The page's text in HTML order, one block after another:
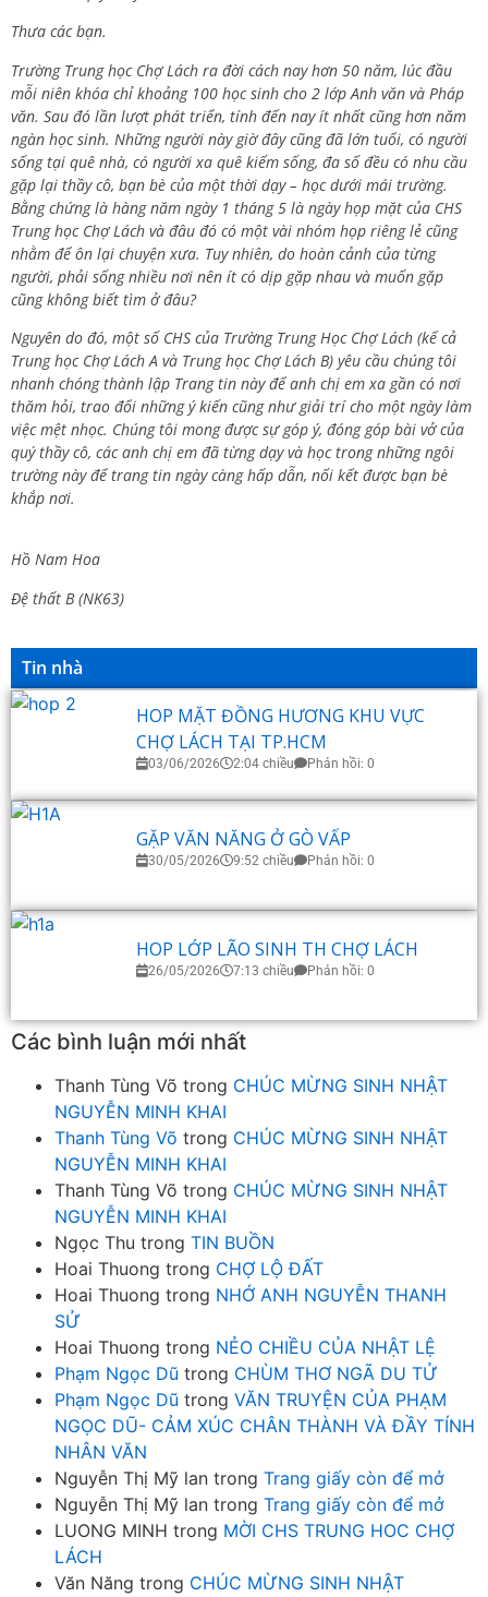
Thưa các bạn.
Trường Trung học Chợ Lách ra đời cách nay hơn 50 năm, lúc đầu
mỗi niên khóa chỉ khoảng 100 học sinh cho 2 lớp Anh văn và Pháp
văn. Sau đó lần lượt phát triển, tính đến nay ít nhất cũng hơn năm
ngàn học sinh. Những người này giờ đây cũng đã lớn tuổi, có người
sống tại quê nhà, có người xa quê kiếm sống, đa số đều có nhu cầu
gặp lại thầy cô, bạn bè của một thời dạy – học dưới mái trường.
Bằng chứng là hàng năm ngày 1 tháng 5 là ngày họp mặt của CHS
Trung học Chợ Lách và đâu đó có một vài nhóm họp riêng lẻ cũng
nhằm để ôn lại chuyện xưa. Tuy nhiên, do hoàn cảnh của từng
người, phải sống nhiều nơi nên ít có dịp gặp nhau và muốn gặp
cũng không biết tìm ở đâu?
Nguyên do đó, một số CHS của Trường Trung Học Chợ Lách (kể cả
Trung học Chợ Lách A và Trung học Chợ Lách B) yêu cầu chúng tôi
nhanh chóng thành lập Trang tin này để anh chị em xa gần có nơi
thăm hỏi, trao đổi những ý kiến cũng như giải trí cho một ngày làm
việc mệt nhọc. Chúng tôi mong được sự góp ý, đóng góp bài vở của
quý thầy cô, các anh chị em đã từng dạy và học trong những ngôi
trường này để trang tin ngày càng hấp dẫn, nối kết được bạn bè
khắp nơi.
Hồ Nam Hoa
Đệ thất B (NK63)
Tin nhà
HOP MẶT ĐỒNG HƯƠNG KHU VỰC
CHỢ LÁCH TẠI TP.HCM
03/06/2026 2:04 chiều Phản hồi: 0
GẶP VĂN NĂNG Ở GÒ VẤP
30/05/2026 9:52 chiều Phản hồi: 0
HOP LỚP LÃO SINH TH CHỢ LÁCH
26/05/2026 7:13 chiều Phản hồi: 0
Các bình luận mới nhất
Thanh Tùng Võ trong CHÚC MỪNG SINH NHẬT
NGUYỄN MINH KHAI
Thanh Tùng Võ trong CHÚC MỪNG SINH NHẬT
NGUYỄN MINH KHAI
Thanh Tùng Võ trong CHÚC MỪNG SINH NHẬT
NGUYỄN MINH KHAI
Ngọc Thu trong TIN BUỒN
Hoai Thuong trong CHỢ LỘ ĐẤT
Hoai Thuong trong NHỚ ANH NGUYỄN THANH
SỬ
Hoai Thuong trong NẺO CHIỀU CỦA NHẬT LỆ
Phạm Ngọc Dũ trong CHÙM THƠ NGÃ DU TỬ
Phạm Ngọc Dũ trong VĂN TRUYỆN CỦA PHẠM
NGỌC DŨ- CẢM XÚC CHÂN THÀNH VÀ ĐẦY TÍNH
NHÂN VĂN
Nguyễn Thị Mỹ lan trong Trang giấy còn để mở
Nguyễn Thị Mỹ lan trong Trang giấy còn để mở
LUONG MINH trong MỜI CHS TRUNG HOC CHỢ
LÁCH
Văn Năng trong CHÚC MỪNG SINH NHẬT